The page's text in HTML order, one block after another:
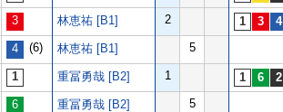
林恵祐 [B1] 2
(6) 林恵祐 [B1] 5
重冨勇哉 [B2] 1
重冨勇哉 [B2] 5